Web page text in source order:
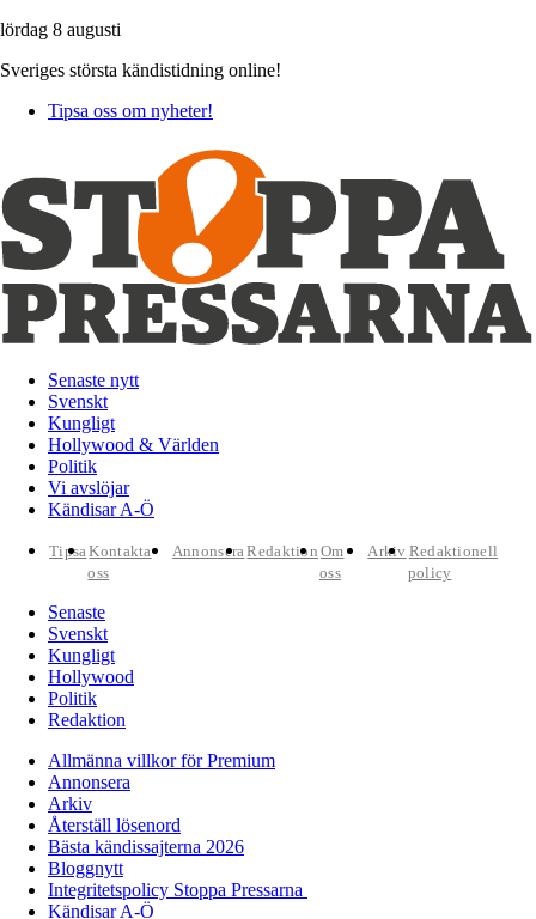
lördag 8 augusti
Sveriges största kändistidning online!
Tipsa oss om nyheter!
Senaste nytt
Svenskt
Kungligt
Hollywood & Världen
Politik
Vi avslöjar
Kändisar A-Ö
TipsaKontakta
oss
AnnonseraRedaktion Om
oss
Arkiv Redaktionell
policy
Senaste
Svenskt
Kungligt
Hollywood
Politik
Redaktion
Allmänna villkor för Premium
Annonsera
Arkiv
Återställ lösenord
Bästa kändissajterna 2026
Bloggnytt
Integritetspolicy Stoppa Pressarna
Kändisar A-Ö